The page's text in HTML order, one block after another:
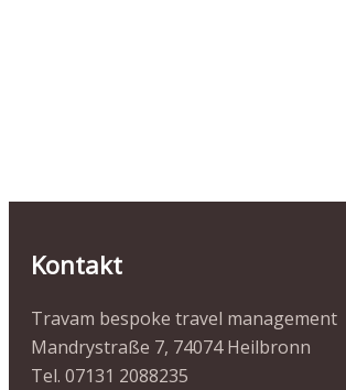
Kontakt
Travam bespoke travel management
Mandrystraße 7, 74074 Heilbronn
Tel. 07131 2088235